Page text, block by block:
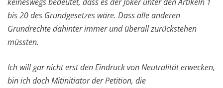
bis 20 des Grundgesetzes wäre. Dass alle anderen
Grundrechte dahinter immer und überall zurückstehen
müssten.
Ich will gar nicht erst den Eindruck von Neutralität erwecken,
bin ich doch Mitinitiator der Petition, die